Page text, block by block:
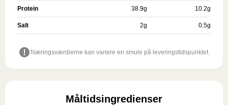
Protein 38.9g 10.2g
Salt 2g 0.5g
Næringsværdierne kan variere en smule på leveringstidspunktet.
Måltidsingredienser